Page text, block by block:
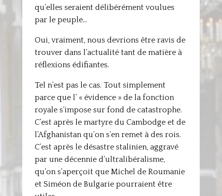
qu’elles seraient délibérément voulues
par le peuple…
Oui, vraiment, nous devrions être ravis de
trouver dans l’actualité tant de matière à
réflexions édifiantes.
Tel n’est pas le cas. Tout simplement
parce que l’ « évidence » de la fonction
royale s’impose sur fond de catastrophe.
C’est après le martyre du Cambodge et de
l’Afghanistan qu’on s’en remet à des rois.
C’est après le désastre stalinien, aggravé
par une décennie d’ultralibéralisme,
qu’on s’aperçoit que Michel de Roumanie
et Siméon de Bulgarie pourraient être